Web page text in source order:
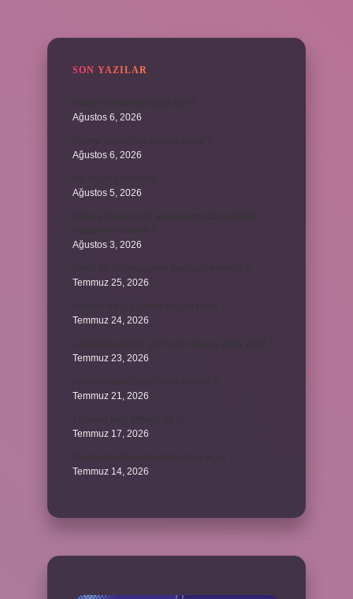
SON YAZILAR
Ağustos 6, 2026
Ağustos 6, 2026
Ağustos 5, 2026
Ağustos 3, 2026
Temmuz 25, 2026
Temmuz 24, 2026
Temmuz 23, 2026
Temmuz 21, 2026
Temmuz 17, 2026
Temmuz 14, 2026